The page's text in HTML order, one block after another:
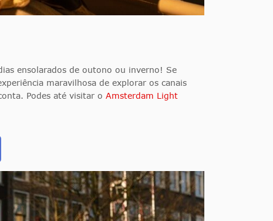
ensolarados de outono ou inverno! Se
maravilhosa de explorar os canais
Podes até visitar o Amsterdam Light